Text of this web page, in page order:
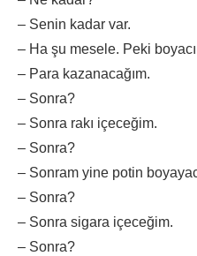
– Senin kadar var.
– Ha şu mesele. Peki
– Para kazanacağım.
– Sonra?
– Sonra rakı içeceğim.
– Sonra?
– Sonram yine potin
– Sonra?
– Sonra sigara içeceğim.
– Sonra?